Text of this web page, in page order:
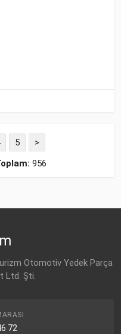
5
>
956
Otomotiv Yedek Parça
Ltd. Şti.
72